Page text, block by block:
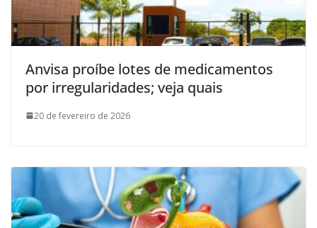
Anvisa proíbe lotes de medicamentos
por irregularidades; veja quais
20 de fevereiro de 2026